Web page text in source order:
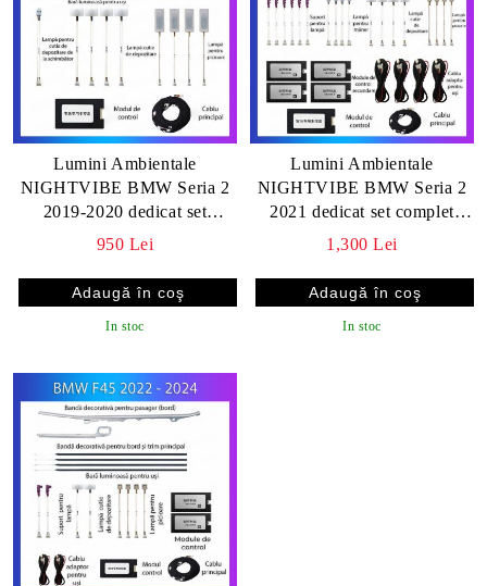
Lumini Ambientale
NIGHTVIBE BMW Seria 2
2019-2020 dedicat set
complet control telefon sau
950 Lei
In stoc
Lumini Ambientale
NIGHTVIBE BMW Seria 2
2021 dedicat set complet
control telefon sau sistem
1,300 Lei
In stoc